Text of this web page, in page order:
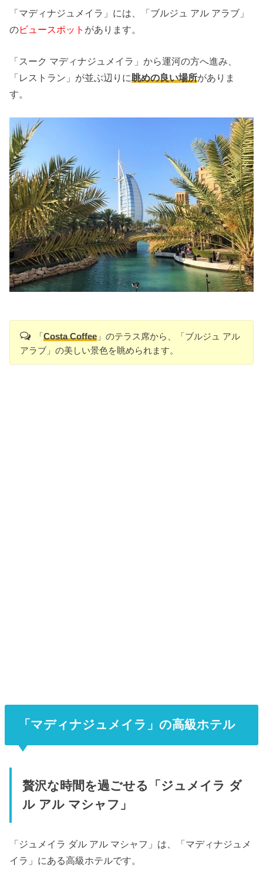
「マディナジュメイラ」には、「ブルジュ アル アラブ」
のビュースポット があります。
「スーク マディナジュメイラ」から運河の方へ進み、
「レストラン」が並ぶ辺りに眺めの良い場所がありま
す。
「Costa Coffee」のテラス席から、「ブルジュ アル
アラブ」の美しい景色を眺められます。
「マディナジュメイラ」の高級ホテル
贅沢な時間を過ごせる「ジュメイラ ダ
ル アル マシャフ」
「ジュメイラ ダル アル マシャフ」は、「マディナジュメ
イラ」にある高級ホテルです。